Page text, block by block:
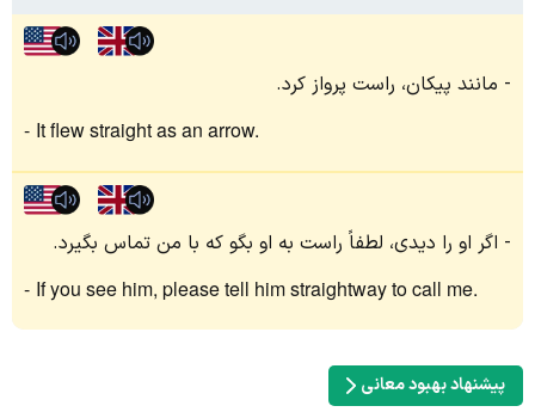
مانند پیکان، راست پرواز کرد.
It flew straight as an arrow.
اگر او را دیدی، لطفاً راست به او بگو که با من تماس بگیرد.
If you see him, please tell him straightway to call me.
پیشنهاد بهبود معانی